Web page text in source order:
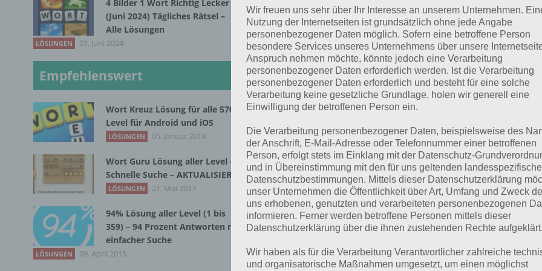
Academy Lösung versuchen solltet.
Lösung zum Level Pack
Word Academy
Hier nun die Lösung zum Level Pack Kleinkind in der App
Reihenfolge der Antworten sollte dabei bei jedem Spieler
musst du alle ## Level durchgehen. Alle Lösungen zu Word
HIER.
4 Bilder 1 Wort Richtig Lecker
(Juni 2024) Tägliches Rätsel –
Alle Lösungen
LÖSUNGEN 01. Juni 2024
Empfehlenswert
Wort Kreuz Lösung für alle 570
Level für Android und iOS
LÖSUNGEN 05. Januar 2018
Wort Guru Lösung aller Level –
Schnelle Suche – AKTUALISIERT
LÖSUNGEN 21. Mai 2017
94% Lösung aller Level (1 bis
359) – 94 Prozent Antworten mit
einfacher Suche
LÖSUNGEN 09. April 2015
Wir freuen uns sehr über Ihr Interesse an unserem Unternehmen.
Nutzung der Internetseiten ist grundsätzlich ohne jede Angabe
personenbezogener Daten möglich. Sofern eine betroffene Person
besondere Services unseres Unternehmens über unsere
Anspruch nehmen möchte, könnte jedoch eine Verarbeitung
personenbezogener Daten erforderlich werden. Ist die Verarbeitung
personenbezogener Daten erforderlich und besteht für eine solche
Verarbeitung keine gesetzliche Grundlage, holen wir generell eine
Einwilligung der betroffenen Person ein.
Die Verarbeitung personenbezogener Daten, beispielsweise des
der Anschrift, E-Mail-Adresse oder Telefonnummer einer betroffenen
Person, erfolgt stets im Einklang mit der Datenschutz-
und in Übereinstimmung mit den für uns geltenden
Datenschutzbestimmungen. Mittels dieser Datenschutzerklärung
unser Unternehmen die Öffentlichkeit über Art, Umfang und Zweck
uns erhobenen, genutzten und verarbeiteten personenbezogenen
informieren. Ferner werden betroffene Personen mittels dieser
Datenschutzerklärung über die ihnen zustehenden Rechte aufgeklärt.
Wir haben als für die Verarbeitung Verantwortlicher zahlreiche
und organisatorische Maßnahmen umgesetzt, um einen möglichst